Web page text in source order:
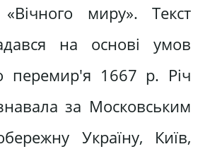
миру». Текст
на основі умов
перемир'я 1667 р. Річ
за Московським
Україну, Київ,